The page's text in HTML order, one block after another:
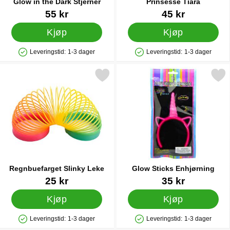
Glow in the Dark Stjerner
Varenummer 23707
55 kr
Kjøp
Produkttilgjengelighet: På lager
Leveringstid: 1-3 dager
Prinsesse Tiara
Varenummer 5702
45 kr
Kjøp
Produkttilgjengelighet: På lager
Leveringstid: 1-3 dager
Regnbuefarget Slinky Leke
Varenummer 26085
25 kr
Kjøp
Produkttilgjengelighet: På lager
Leveringstid: 1-3 dager
Merk regnbuefarget Slinky Leke som favoritt
Glow Sticks Enhjørning
Varenummer 25524
35 kr
Kjøp
Produkttilgjengelighet: På lager
Leveringstid: 1-3 dager
Merk glow Sticks